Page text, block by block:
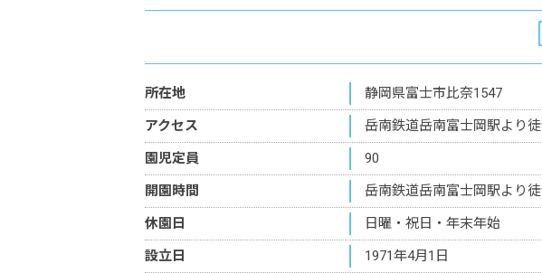
所在地
静岡県富士市比奈1547
アクセス
岳南鉄道岳南富士岡駅より
園児定員
90
開園時間
岳南鉄道岳南富士岡駅より
休園日
日曜・祝日・年末年始
設立日
1971年4月1日